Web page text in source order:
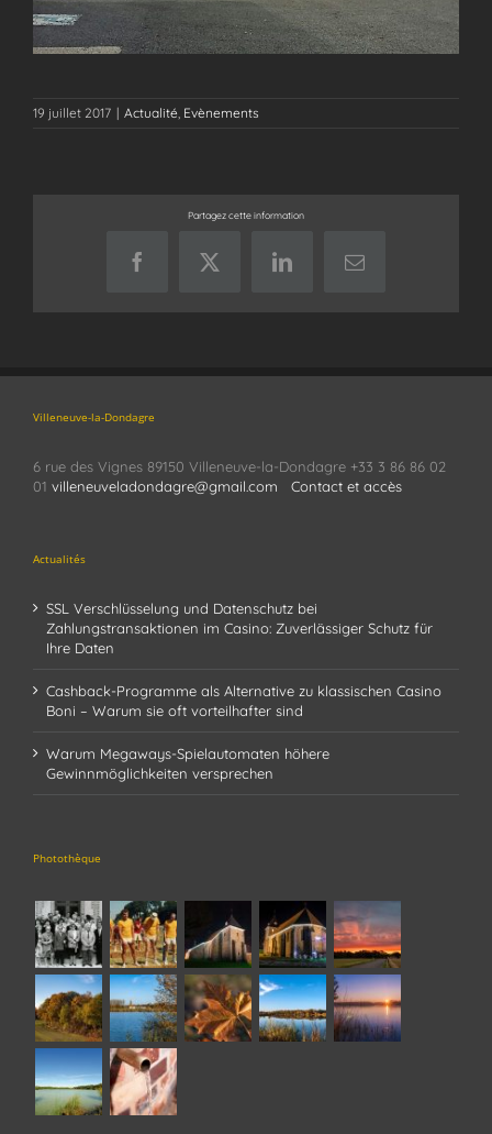
19 juillet 2017 | Actualité Evènements
Partagez cette information
FacebookX LinkedInEmail
Villeneuve-la-Dondagre
6 rue des Vignes 89150 Villeneuve-la-Dondagre +33 3 86 86 02
01 villeneuveladondagre@gmail.com Contact et accès
Actualités
SSL Verschlüsselung und Datenschutz bei
Zahlungstransaktionen im Casino: Zuverlässiger Schutz für
Ihre Daten
Cashback-Programme als Alternative zu klassischen Casino
Boni – Warum sie oft vorteilhafter sind
Warum Megaways-Spielautomaten höhere
Gewinnmöglichkeiten versprechen
Photothèque